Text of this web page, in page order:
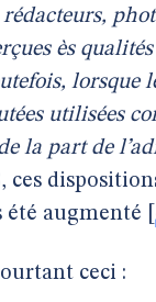
ès
lorsque
utilisées
la part de
ces
été augmenté
ceci :